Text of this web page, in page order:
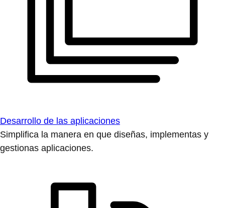
Desarrollo de las aplicaciones
Simplifica la manera en que diseñas, implementas y
gestionas aplicaciones.